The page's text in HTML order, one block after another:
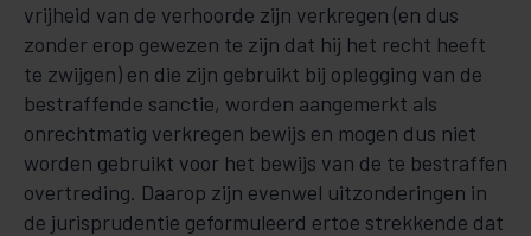
vrijheid van de verhoorde zijn verkregen (en dus
zonder erop gewezen te zijn dat hij het recht heeft
te zwijgen) en die zijn gebruikt bij oplegging van de
bestraffende sanctie, worden aangemerkt als
onrechtmatig verkregen bewijs en mogen dus niet
worden gebruikt voor het bewijs van de te bestraffen
overtreding. Daarop zijn evenwel uitzonderingen in
de jurisprudentie geformuleerd ertoe strekkende dat